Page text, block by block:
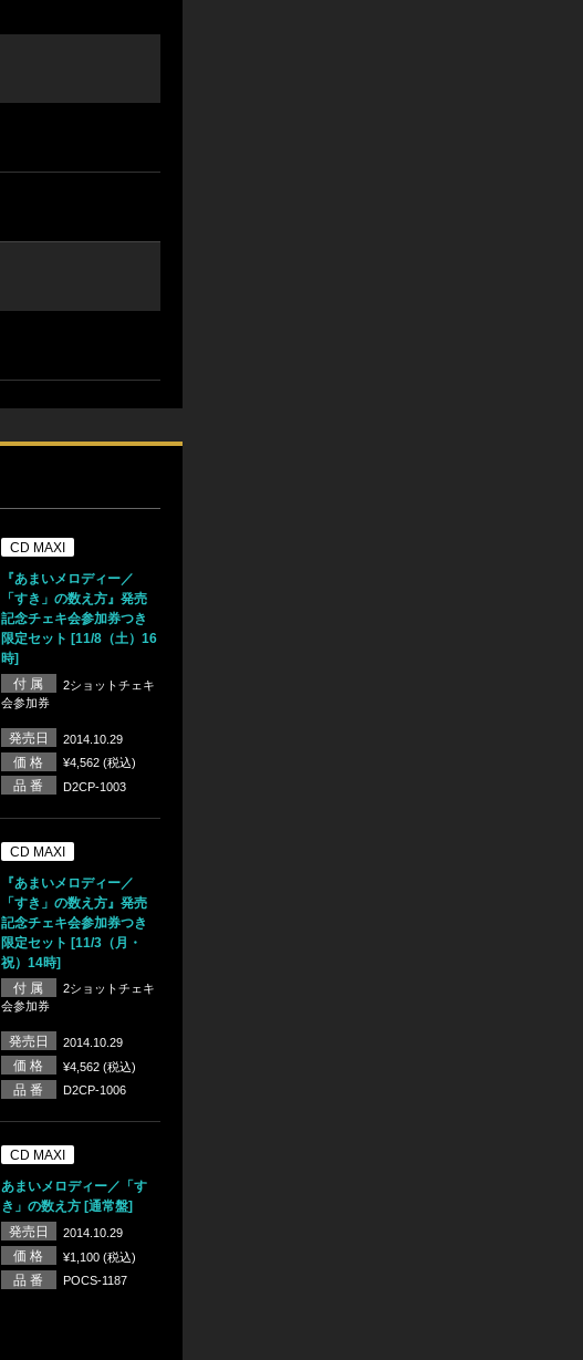
CD MAXI
『あまいメロディー／
「すき」の数え方』発売
記念チェキ会参加券つき
限定セット [11/8（土）16
時]
付 属
2ショットチェキ
会参加券
発売日 2014.10.29
価 格 ¥4,562 (税込)
品 番 D2CP-1003
CD MAXI
『あまいメロディー／
「すき」の数え方』発売
記念チェキ会参加券つき
限定セット [11/3（月・
祝）14時]
付 属
2ショットチェキ
会参加券
発売日 2014.10.29
価 格 ¥4,562 (税込)
品 番 D2CP-1006
CD MAXI
あまいメロディー／「す
き」の数え方 [通常盤]
発売日
2014.10.29
価 格 ¥1,100 (税込)
品 番 POCS-1187